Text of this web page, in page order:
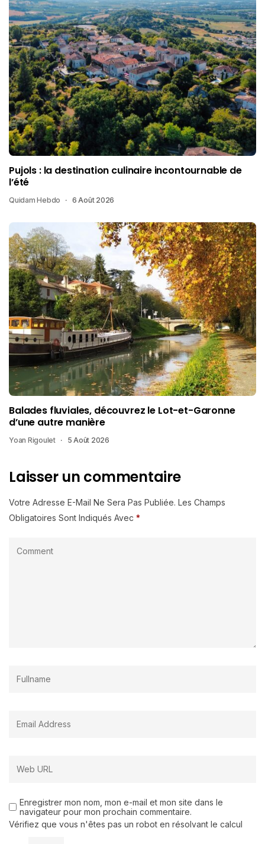
Pujols : la destination culinaire incontournable de
l’été
Quidam Hebdo 6 Août 2026
Balades fluviales, découvrez le Lot-et-Garonne
d’une autre manière
Yoan Rigoulet 5 Août 2026
Laisser un commentaire
Votre Adresse E-Mail Ne Sera Pas Publiée. Les Champs
Obligatoires Sont Indiqués Avec *
Enregistrer mon nom, mon e-mail et mon site dans le
navigateur pour mon prochain commentaire.
Vérifiez que vous n'êtes pas un robot en résolvant le calcul